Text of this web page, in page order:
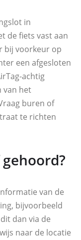
in
de fiets vast aan
bij voorkeur op
een afgesloten
achtig
van het
buren of
te richten
van de
bijvoorbeeld
dan via de
naar de locatie